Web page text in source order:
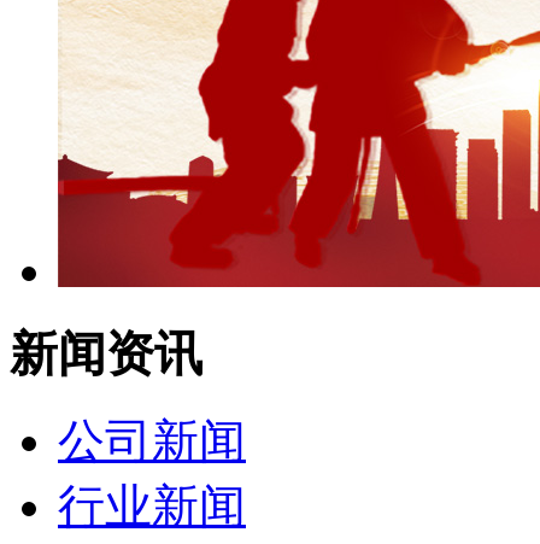
新闻资讯
公司新闻
行业新闻